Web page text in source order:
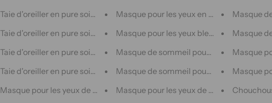
Taie d'oreiller en pure soie de mûrier Earthen Moka
Taie d'oreiller en pure soie de mûrier Mystic Sky
Taie d'oreiller en pure soie de mûrier Ethereal Twilight
Taie d'oreiller en pure soie de mûrier vert feuille botanique
Masque pour les yeux de sommeil en pure soie de mûrier botanique taupe
Masque pour les yeux en soie de mûrier
Masque pour les yeux bleu clair en pure
Masque de sommeil pour les yeux en pure
Masque de sommeil pour les yeux en pure
Masque pour les yeux de sommeil en pure
Masque
Masque
Masque
Masque